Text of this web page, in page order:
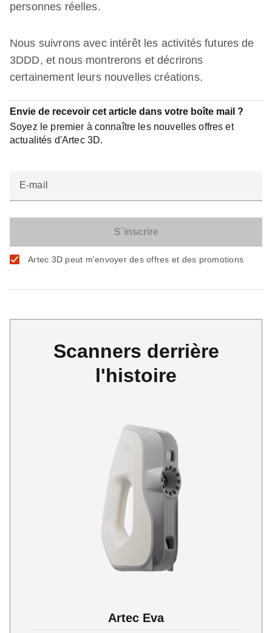
personnes réelles.
Nous suivrons avec intérêt les activités futures de
3DDD, et nous montrerons et décrirons
certainement leurs nouvelles créations.
Envie de recevoir cet article dans votre boîte mail ?
Soyez le premier à connaître les nouvelles offres et
actualités d'Artec 3D.
E-mail
Artec 3D peut m'envoyer des offres et des promotions
Scanners derrière
l'histoire
Artec Eva